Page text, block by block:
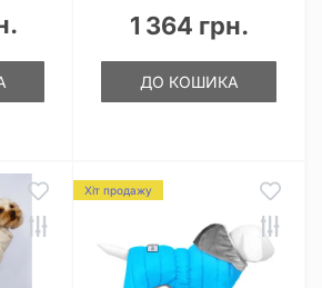
1 364 грн.
ДО КОШИКА
Хіт продажу